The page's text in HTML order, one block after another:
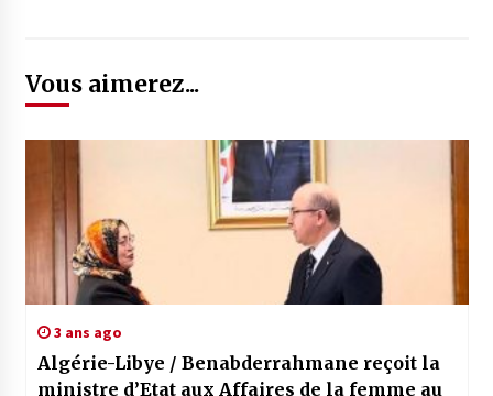
Vous aimerez...
3 ans ago
Algérie-Libye / Benabderrahmane reçoit la
ministre d’Etat aux Affaires de la femme au